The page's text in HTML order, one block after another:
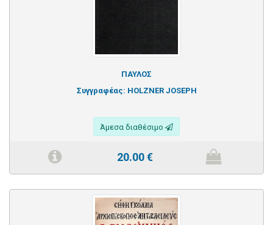
ΠΑΥΛΟΣ
Συγγραφέας: HOLZNER JOSEPH
Άμεσα διαθέσιμο
20.00€